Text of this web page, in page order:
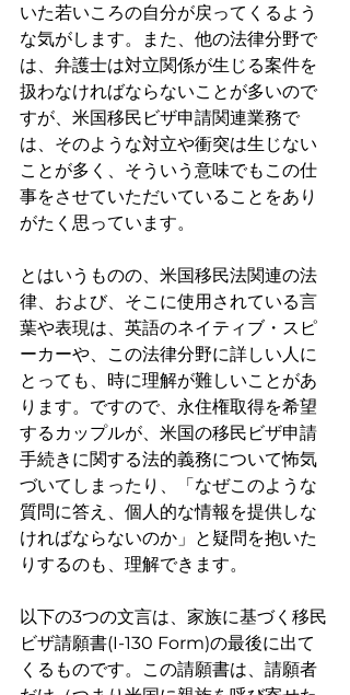
いた若いころの自分が戻ってくるよう
な気がします。また、他の法律分野で
は、弁護士は対立関係が生じる案件を
扱わなければならないことが多いので
すが、米国移民ビザ申請関連業務で
は、そのような対立や衝突は生じない
ことが多く、そういう意味でもこの仕
事をさせていただいていることをあり
がたく思っています。
とはいうものの、米国移民法関連の法
律、および、そこに使用されている言
葉や表現は、英語のネイティブ・スピ
ーカーや、この法律分野に詳しい人に
とっても、時に理解が難しいことがあ
ります。ですので、永住権取得を希望
するカップルが、米国の移民ビザ申請
手続きに関する法的義務について怖気
づいてしまったり、「なぜこのような
質問に答え、個人的な情報を提供しな
ければならないのか」と疑問を抱いた
りするのも、理解できます。
以下の3つの文言は、家族に基づく移民
ビザ請願書(I-130 Form)の最後に出て
くるものです。この請願書は、請願者